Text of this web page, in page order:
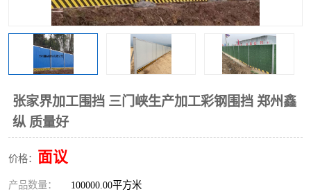
张家界加工围挡 三门峡生产加工彩钢围挡 郑州鑫
纵 质量好
价格： 面议
产品数量： 100000.00平方米